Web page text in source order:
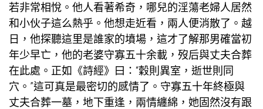
若非常相悅。他人看著希奇，哪兒的淫蕩老婦人居然
和小伙子這么熱乎。他想走近看，兩人便消散了。越
日，他探聽這里是誰家的墳場，這才了解那男確當初
年少早亡，他的老婆守寡五十余載，歿后與丈夫合葬
在此處。正如《詩經》曰：“穀則異室，逝世則同
穴。”這可真是最密切的感情了。守寡五十年終極與
丈夫合葬一墓，地下重逢，兩情纏綿，她固然沒有跟